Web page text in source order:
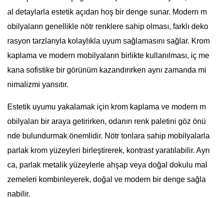
al detaylarla estetik açıdan hoş bir denge sunar. Modern m
obilyaların genellikle nötr renklere sahip olması, farklı deko
rasyon tarzlarıyla kolaylıkla uyum sağlamasını sağlar. Krom
kaplama ve modern mobilyaların birlikte kullanılması, iç me
kana sofistike bir görünüm kazandırırken aynı zamanda mi
nimalizmi yansıtır.
Estetik uyumu yakalamak için krom kaplama ve modern m
obilyaları bir araya getirirken, odanın renk paletini göz önü
nde bulundurmak önemlidir. Nötr tonlara sahip mobilyalarla
parlak krom yüzeyleri birleştirerek, kontrast yaratılabilir. Ayrı
ca, parlak metalik yüzeylerle ahşap veya doğal dokulu mal
zemeleri kombinleyerek, doğal ve modern bir denge sağla
nabilir.